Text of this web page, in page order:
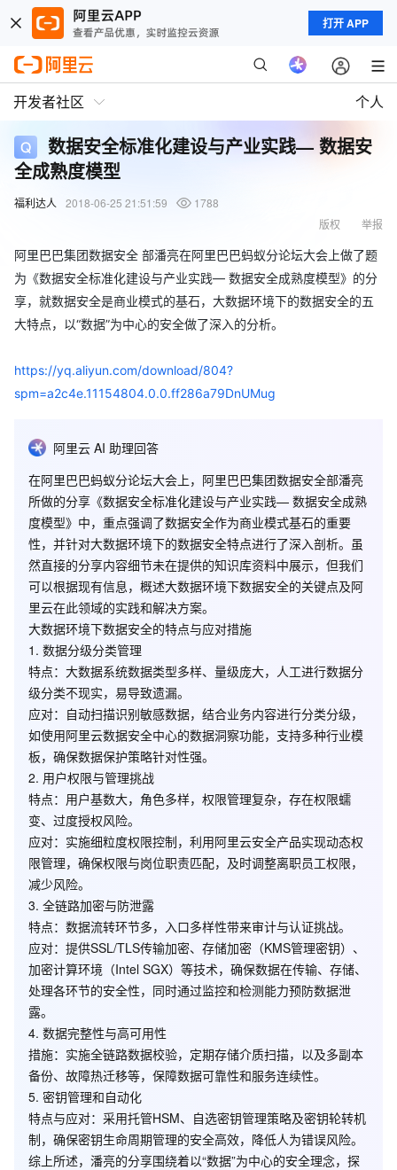
打开 APP
开发者社区 个人
数据安全标准化建设与产业实践— 数据安
全成熟度模型
福利达人 2018-06-25 21:51:59
1788
举报
版权
阿里巴巴集团数据安全 部潘亮在阿里巴巴蚂蚁分论坛大会上做了题
为《数据安全标准化建设与产业实践— 数据安全成熟度模型》的分
享，就数据安全是商业模式的基石，大数据环境下的数据安全的五
大特点，以“数据”为中心的安全做了深入的分析。
https://yq.aliyun.com/download/804?
spm=a2c4e.11154804.0.0.ff286a79DnUMug
阿里云 AI 助理回答
在阿里巴巴蚂蚁分论坛大会上，阿里巴巴集团数据安全部潘亮
所做的分享《数据安全标准化建设与产业实践— 数据安全成熟
度模型》中，重点强调了数据安全作为商业模式基石的重要
性，并针对大数据环境下的数据安全特点进行了深入剖析。虽
然直接的分享内容细节未在提供的知识库资料中展示，但我们
可以根据现有信息，概述大数据环境下数据安全的关键点及阿
里云在此领域的实践和解决方案。
大数据环境下数据安全的特点与应对措施
1. 数据分级分类管理
特点：大数据系统数据类型多样、量级庞大，人工进行数据分
级分类不现实，易导致遗漏。
应对：自动扫描识别敏感数据，结合业务内容进行分类分级，
如使用阿里云数据安全中心的数据洞察功能，支持多种行业模
板，确保数据保护策略针对性强。
2. 用户权限与管理挑战
特点：用户基数大，角色多样，权限管理复杂，存在权限蠕
变、过度授权风险。
应对：实施细粒度权限控制，利用阿里云安全产品实现动态权
限管理，确保权限与岗位职责匹配，及时调整离职员工权限，
减少风险。
3. 全链路加密与防泄露
特点：数据流转环节多，入口多样性带来审计与认证挑战。
应对：提供SSL/TLS传输加密、存储加密（KMS管理密钥）、
加密计算环境（Intel SGX）等技术，确保数据在传输、存储、
处理各环节的安全性，同时通过监控和检测能力预防数据泄
露。
4. 数据完整性与高可用性
措施：实施全链路数据校验，定期存储介质扫描，以及多副本
备份、故障热迁移等，保障数据可靠性和服务连续性。
5. 密钥管理和自动化
特点与应对：采用托管HSM、自选密钥管理策略及密钥轮转机
制，确保密钥生命周期管理的安全高效，降低人为错误风险。
综上所述，潘亮的分享围绕着以“数据”为中心的安全理念，探